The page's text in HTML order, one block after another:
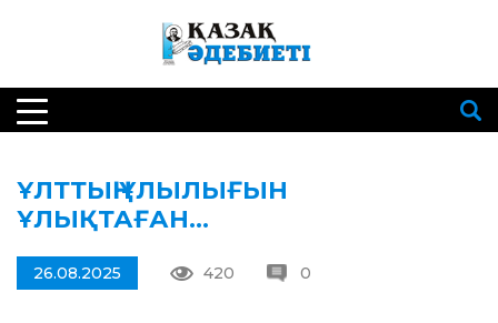
ҰЛТ­ТЫҢ ҰЛЫЛЫҒЫН
ҰЛЫҚТАҒАН…
26.08.2025 420 0